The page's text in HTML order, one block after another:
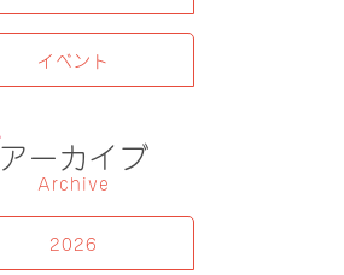
イベント
アーカイブ
Archive
2026